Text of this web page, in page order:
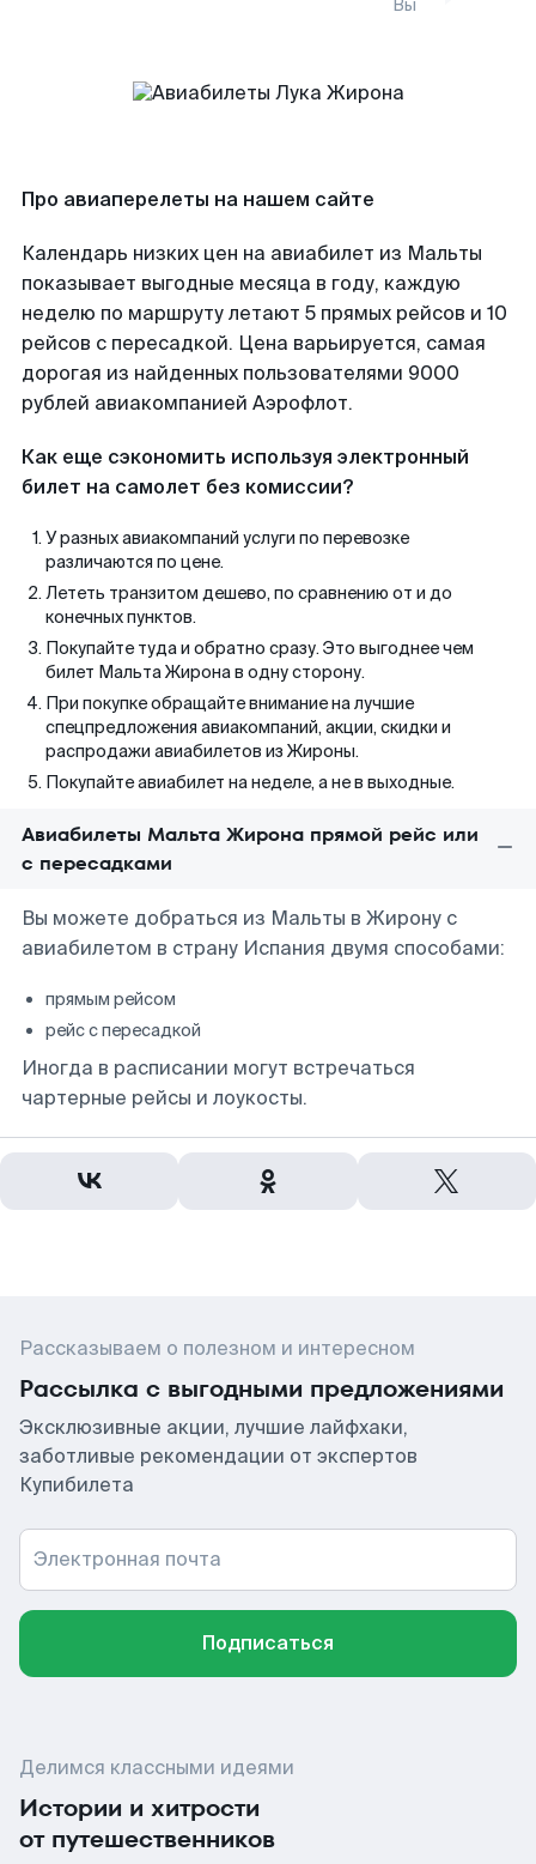
Вы
Про авиаперелеты на нашем сайте
Календарь низких цен на авиабилет из Мальты
показывает выгодные месяца в году, каждую
неделю по маршруту летают 5 прямых рейсов и 10
рейсов с пересадкой. Цена варьируется, самая
дорогая из найденных пользователями 9000
рублей авиакомпанией Аэрофлот.
Как еще сэкономить используя электронный
билет на самолет без комиссии?
У разных авиакомпаний услуги по перевозке
различаются по цене.
Лететь транзитом дешево, по сравнению от и до
конечных пунктов.
Покупайте туда и обратно сразу. Это выгоднее чем
билет Мальта Жирона в одну сторону.
При покупке обращайте внимание на лучшие
спецпредложения авиакомпаний, акции, скидки и
распродажи авиабилетов из Жироны.
Покупайте авиабилет на неделе, а не в выходные.
Авиабилеты Мальта Жирона прямой рейс или
с пересадками
Вы можете добраться из Мальты в Жирону с
авиабилетом в страну Испания двумя способами:
прямым рейсом
рейс с пересадкой
Иногда в расписании могут встречаться
чартерные рейсы и лоукосты.
Рассказываем о полезном и интересном
Рассылка с выгодными предложениями
Эксклюзивные акции, лучшие лайфхаки,
заботливые рекомендации от экспертов
Купибилета
Электронная почта
Подписаться
Делимся классными идеями
Истории и хитрости
от путешественников